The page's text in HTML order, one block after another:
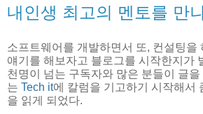
내인생 최고의 멘토를 만
소프트웨어를 개발하면서 또, 컨설팅을
얘기를 해보자고 블로그를 시작한지가
천명이 넘는 구독자와 많은 분들이 글을
는 Tech it에 칼럼을 기고하기 시작해서
을 읽게 되었다.